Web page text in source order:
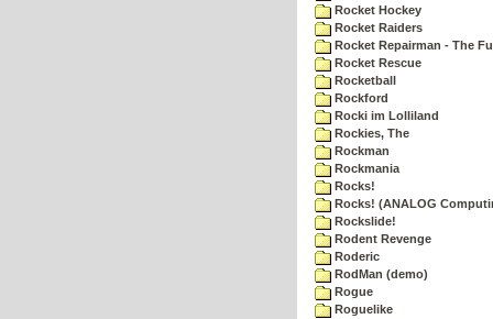
Rocket Hockey
Rocket Raiders
Rocket Repairman - The
Rocket Rescue
Rocketball
Rockford
Rocki im Lolliland
Rockies, The
Rockman
Rockmania
Rocks!
Rocks! (ANALOG
Rockslide!
Rodent Revenge
Roderic
RodMan (demo)
Rogue
Roguelike